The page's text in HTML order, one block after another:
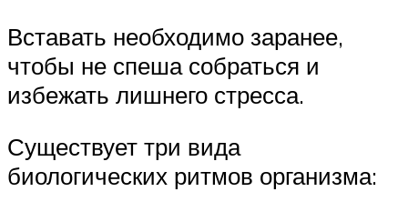
Вставать необходимо заранее,
чтобы не спеша собраться и
избежать лишнего стресса.
Существует три вида
биологических ритмов организма: